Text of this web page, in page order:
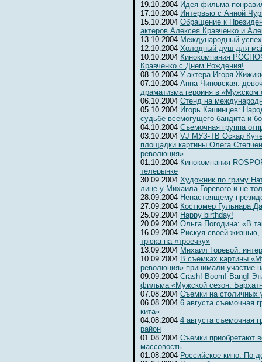
19.10.2004 Идея фильма
17.10.2004 Интервью с Анной
15.10.2004 Обращение к
актеров Алексея Кравченко и
13.10.2004 Международный
12.10.2004 Холодный душ для
10.10.2004 Кинокомпания
Кравченко с Днем Рождения!
08.10.2004 У актера Игоря
07.10.2004 Анна Чиповская:
драматизма героиня в «Мужском
06.10.2004 Cтенд на
05.10.2004 Игорь Кашинцев:
судьбе всемогущего бандита и
04.10.2004 Съемочная группа
03.10.2004 VJ МУЗ-ТВ Оскар
площадки картины Олега
революция»
01.10.2004 Кинокомпания
телерынке
30.09.2004 Художник по гриму
лице у Михаила Горевого и не
28.09.2004 Ненастоящему
27.09.2004 Костюмер Гульнара
25.09.2004 Happy birthday!
20.09.2004 Ольга Погодина: «В
16.09.2004 Рискуя своей
трюка на «троечку»
13.09.2004 Михаил Горевой:
10.09.2004 В съемках картины
революция» принимали участие
09.09.2004 Crash! Boom! Bang!
фильма «Мужской сезон.
07.08.2004 Съемки на столичных
06.08.2004 6 августа съемочная
кита»
04.08.2004 4 августа съемочная
район
01.08.2004 Съемки приобретают
массовость
01.08.2004 Российское кино. По